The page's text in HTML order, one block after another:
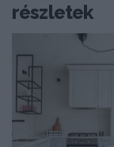
részletek